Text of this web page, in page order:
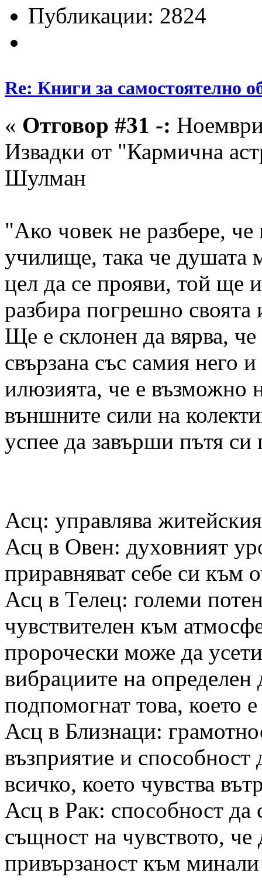
Публикации: 2824
Re: Книги за самостоятелно
« Отговор #31 -:
Извадки от "Кармична
Шулман
"Ако човек не разбере,
училище, така че душата
цел да се прояви, той ще
разбира погрешно своята
Ще е склонен да вярва,
свързана със самия него
илюзията, че е възможно
външните сили на
успее да завърши пътя си
Асц: управлява
Асц в Овен: духовният
приравняват себе си към
Асц в Телец: големи
чувствителен към
пророчески може да
вибрациите на
подпомогнат това, което
Асц в Близнаци:
възприятие и способност
всичко, което чувства
Асц в Рак: способност да
същност на чувството,
привързаност към